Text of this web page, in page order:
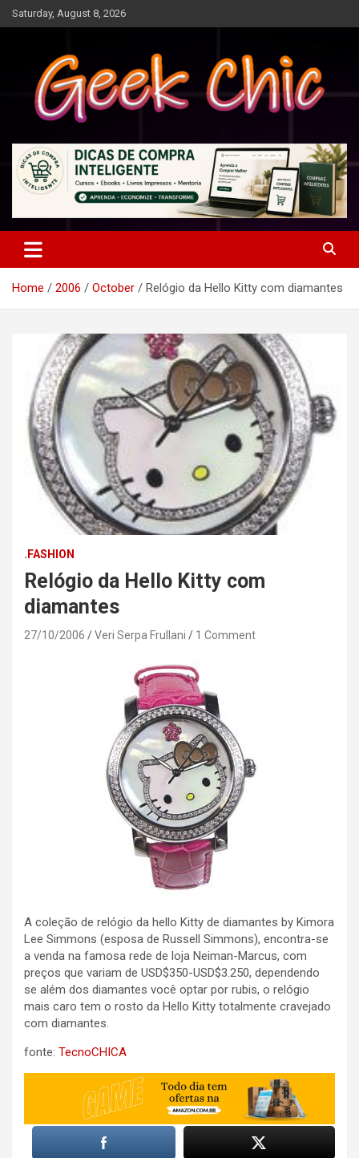
Skip
to
Saturday, August 8, 2026
Geek Chic
Home 2006 October Relógio da Hello Kitty com diamantes
.FASHION
Relógio da Hello Kitty com
diamantes
27/10/2006 Veri Serpa Frullani 1 Comment
A coleção de relógio da hello Kitty de diamantes by Kimora
Lee Simmons (esposa de Russell Simmons), encontra-se
a venda na famosa rede de loja Neiman-Marcus, com
preços que variam de USD$350-USD$3.250, dependendo
se além dos diamantes você optar por rubis, o relógio
mais caro tem o rosto da Hello Kitty totalmente cravejado
com diamantes.
fonte: TecnoCHICA